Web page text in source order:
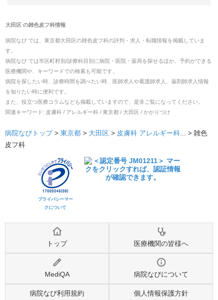
大田区の雑色皮フ科情報
病院なび では、 東京都大田区の雑色皮フ科の評判・求人・転職情報を掲載していま
す。
病院なび では市区町村別/診療科目別に病院・医院・薬局を探せるほか、予約ができる
医療機関や、キーワードでの検索も可能です。
病院を探したい時、診療時間を調べたい時、医師求人や看護師求人、薬剤師求人情報
を知りたい時に便利です。
また、役立つ医療コラムなども掲載していますので、是非ご覧になってください。
関連キーワード: 皮膚科 / アレルギー科 / 東京都 / 大田区 / かかりつけ
病院なびトップ> 東京都 > 大田区 > 皮膚科 アレルギー科 ... > 雑色
皮フ科
プライバシーマー
クについて
トップ 医療機関の皆様へ
MediQA 病院なびについて
病院なび利用規約 個人情報保護方針